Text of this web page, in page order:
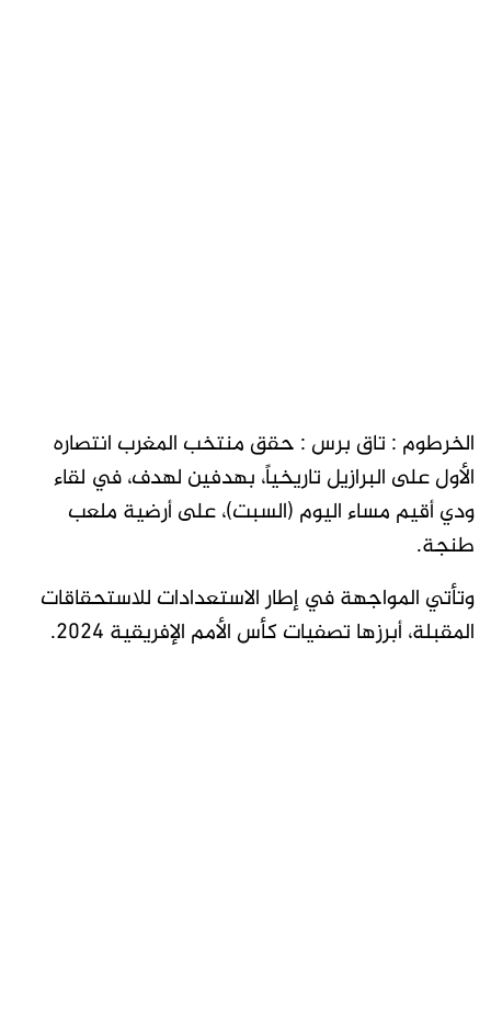
الخرطوم : تاق برس : حقق منتخب المغرب انتصاره
الأول على البرازيل تاريخياً، بهدفين لهدف، في لقاء
ودي أقيم مساء اليوم (السبت)، على أرضية ملعب
طنجة.
وتأتي المواجهة في إطار الاستعدادات للاستحقاقات
المقبلة، أبرزها تصفيات كأس الأمم الإفريقية 2024.